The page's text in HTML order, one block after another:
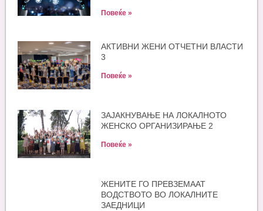
Повеќе »
АКТИВНИ ЖЕНИ ОТЧЕТНИ ВЛАСТИ
3
Повеќе »
ЗАЈАКНУВАЊЕ НА ЛОКАЛНОТО
ЖЕНСКО ОРГАНИЗИРАЊЕ 2
Повеќе »
ЖЕНИТЕ ГО ПРЕВЗЕМААТ
ВОДСТВОТО ВО ЛОКАЛНИТЕ
ЗАЕДНИЦИ